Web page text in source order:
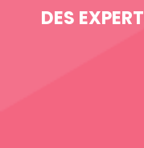
DES